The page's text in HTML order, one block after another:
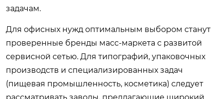
задачам.
Для офисных нужд оптимальным выбором станут
проверенные бренды масс-маркета с развитой
сервисной сетью. Для типографий, упаковочных
производств и специализированных задач
(пищевая промышленность, косметика) следует